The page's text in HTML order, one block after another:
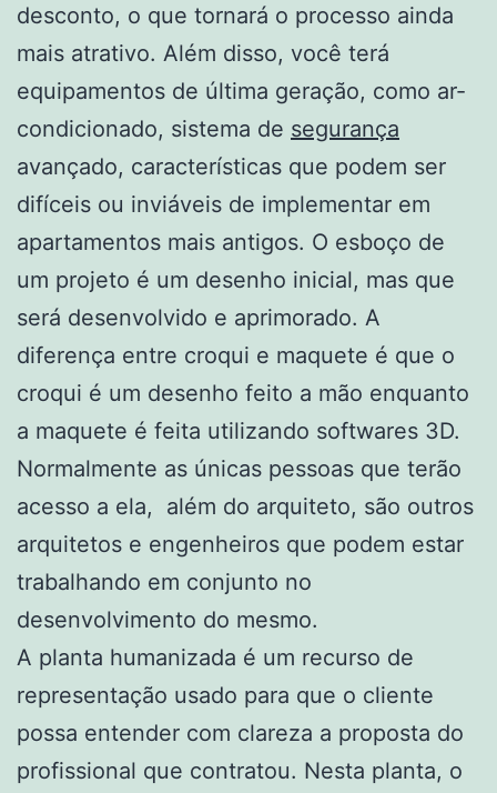
desconto, o que tornará o processo ainda
mais atrativo. Além disso, você terá
equipamentos de última geração, como ar-
condicionado, sistema de segurança
avançado, características que podem ser
difíceis ou inviáveis de implementar em
apartamentos mais antigos. O esboço de
um projeto é um desenho inicial, mas que
será desenvolvido e aprimorado. A
diferença entre croqui e maquete é que o
croqui é um desenho feito a mão enquanto
a maquete é feita utilizando softwares 3D.
Normalmente as únicas pessoas que terão
acesso a ela, além do arquiteto, são outros
arquitetos e engenheiros que podem estar
trabalhando em conjunto no
desenvolvimento do mesmo.
A planta humanizada é um recurso de
representação usado para que o cliente
possa entender com clareza a proposta do
profissional que contratou. Nesta planta, o